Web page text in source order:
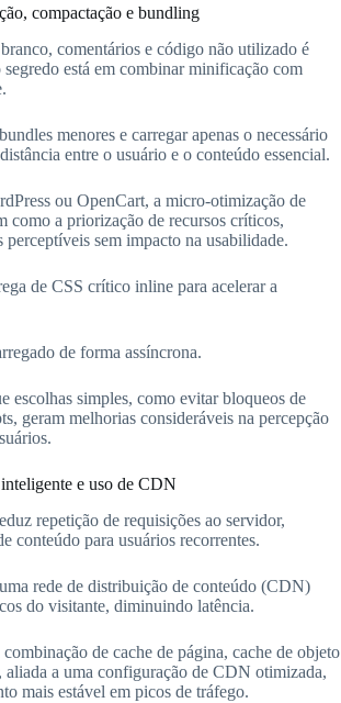
compactação e bundling
comentários e código não utilizado é
está em combinar minificação com
menores e carregar apenas o necessário
entre o usuário e o conteúdo essencial.
ou OpenCart, a micro-otimização de
como a priorização de recursos críticos,
perceptíveis sem impacto na usabilidade.
de CSS crítico inline para acelerar a
de forma assíncrona.
escolhas simples, como evitar bloqueos de
geram melhorias consideráveis na percepção
e uso de CDN
repetição de requisições ao servidor,
conteúdo para usuários recorrentes.
rede de distribuição de conteúdo (CDN)
do visitante, diminuindo latência.
de cache de página, cache de objeto
aliada a uma configuração de CDN otimizada,
mais estável em picos de tráfego.